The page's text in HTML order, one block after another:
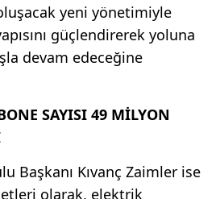
yeni yönetimiyle
güçlendirerek yoluna
devam edeceğine
SAYISI 49 MİLYON
Başkanı Kıvanç Zaimler ise
olarak, elektrik